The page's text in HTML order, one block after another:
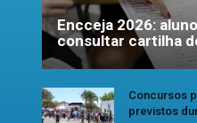
Encceja 2026:
consultar cartilha
Concursos
previstos